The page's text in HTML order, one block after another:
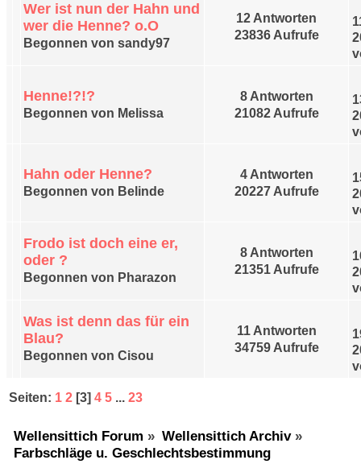
Wer ist nun der Hahn und
wer die Henne? o.O
Begonnen von sandy97
12 Antworten
23836 Aufrufe
Henne!?!?
Begonnen von Melissa
8 Antworten
21082 Aufrufe
Hahn oder Henne?
Begonnen von Belinde
4 Antworten
20227 Aufrufe
Frodo ist doch eine er,
oder ?
Begonnen von Pharazon
8 Antworten
21351 Aufrufe
Was ist denn das für ein
Blau?
Begonnen von Cisou
11 Antworten
34759 Aufrufe
Seiten: 1 2 [3]4 5 ...23
Wellensittich Forum » Wellensittich Archiv»
Farbschläge u. Geschlechtsbestimmung